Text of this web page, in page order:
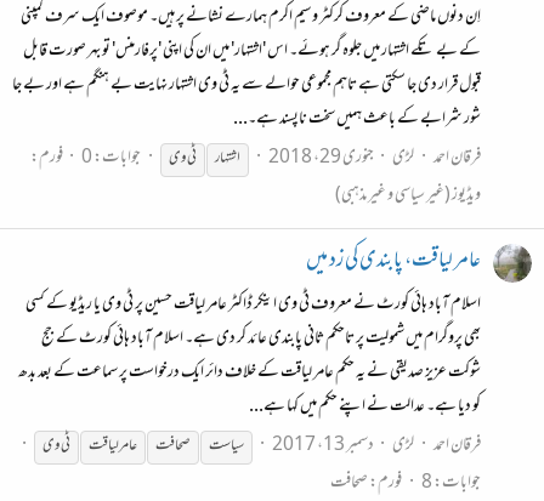
اِن دنوں ماضی کے معروف کرکٹر وسیم اکرم ہمارے نشانے پر ہیں۔ موصوف ایک سرف کمپنی
کے بے تکے اشتہار میں جلوہ گر ہوئے۔ اس 'اشتہار' میں ان کی اپنی 'پرفارمنس' تو بہر صورت قابل
قبول قرار دی جا سکتی ہے تاہم مجموعی حوالے سے یہ ٹی وی اشتہار نہایت بے ہنگم ہے اور بے جا
شور شرابے کے باعث ہمیں سخت ناپسند ہے۔...
فرقان احمد لڑی جنوری 29، 2018 اشتہار ٹیوی جوابات: 0
فورم:
ویڈیوز (غیر سیاسی و غیر مذہبی)
عامر لیاقت، پابندی کی زد میں
اسلام آباد ہائی کورٹ نے معروف ٹی وی اینکر ڈاکٹر عامر لیاقت حسین پر ٹی وی یا ریڈیو کے کسی
بھی پروگرام میں شمولیت پر تاحکم ثانی پابندی عائد کر دی ہے۔ اسلام آباد ہائی کورٹ کے جج
شوکت عزیز صدیقی نے یہ حکم عامر لیاقت کے خلاف دائر ایک درخواست پر سماعت کے بعد بدھ
کو دیا ہے۔ عدالت نے اپنے حکم میں کہا ہے...
فرقان احمد لڑی دسمبر 13، 2017 سیاست صحافت عامر لیاقت ٹیوی
جوابات: 8 فورم:صحافت